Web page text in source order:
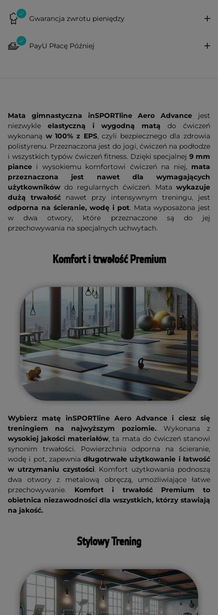
Gwarancja zwrotu pieniędzy
PayU Płacę Później
Mata gimnastyczna inSPORTline Aero Advance jest
niezwykle elastyczną i wygodną matą do ćwiczeń
wykonaną w 100% z EPS, czyli bezpiecznego dla zdrowia
polistyrenu. Przeznaczona jest do jogi, ćwiczeń na podłodze
i wszystkich typów ćwiczeń fitness. Dzięki specjalnej 9 mm
piance i wysokiemu komfortowi ćwiczeń na niej, mata
przeznaczona jest nawet dla wymagających
użytkowników do regularnych ćwiczeń. Mata wykazuje
dużą trwałość nawet przy intensywnym treningu, jest
odporna na ścieranie, wodę i pot. Mata wyposażona jest
w dwa otwory, które przeznaczone są do jej
przechowywania na specjalnych uchwytach.
Komfort i trwałość Premium
Wybierz matę inSPORTline Aero Advance i ciesz się
treningiem na najwyższym poziomie. Wykonana z
wysokiej jakości materiałów, ta mata do ćwiczeń stanowi
synonim trwałości. Powierzchnia odporna na ścieranie,
wodę i pot, zapewniadługotrwałe użytkowanie i łatwość
w utrzymaniu czystości. Komfort użytkowania podnoszą
dwa otwory z metalową obręczą, umożliwiające łatwe
przechowywanie. Komfort i trwałość Premium to
obietnica niezawodności dla wszystkich, którzy stawiają
na jakość.
Stylowy Trening